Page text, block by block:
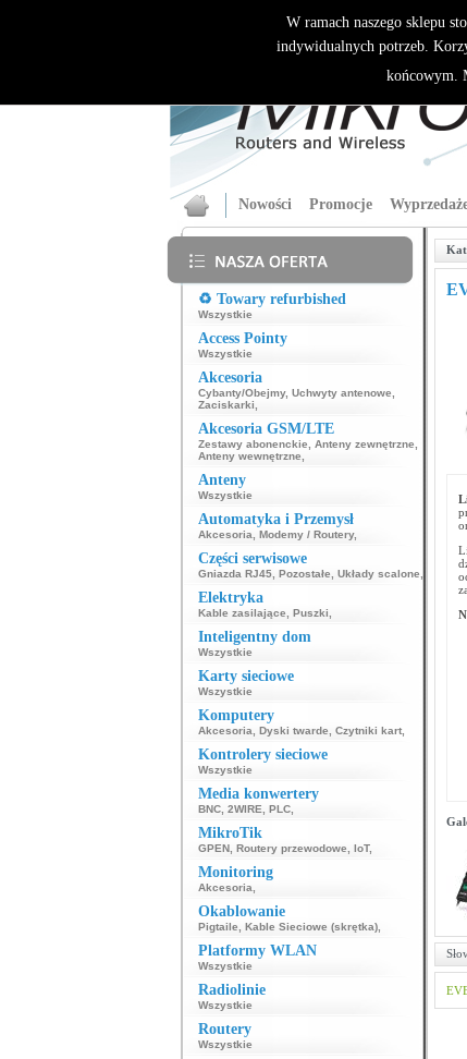
Nowości Promocje
♻️ Towary refurbished
Wszystkie
Access Pointy
Wszystkie
Akcesoria
Cybanty/Obejmy, Uchwyty antenowe
Zaciskarki
Akcesoria GSM/LTE
Zestawy abonenckie Anteny zewnętrzne
Anteny wewnętrzne
Anteny
Wszystkie
Automatyka i Przemysł
Akcesoria Modemy / Routery,
Części serwisowe
Gniazda RJ45, Pozostałe Układy scalone
Elektryka
Kable zasilające Puszki
Inteligentny dom
Wszystkie
Karty sieciowe
Wszystkie
Komputery
Akcesoria Dyski twarde Czytniki kart,
Kontrolery sieciowe
Wszystkie
Media konwertery
BNC, 2WIRE PLC,
MikroTik
GPEN, Routery przewodowe IoT,
Monitoring
Akcesoria
Okablowanie
Pigtaile Kable Sieciowe (skrętka),
Platformy WLAN
Wszystkie
Radiolinie
Wszystkie
Routery
Wszystkie
W ramach naszego sklepu
indywidualnych potrzeb.
końcowym.